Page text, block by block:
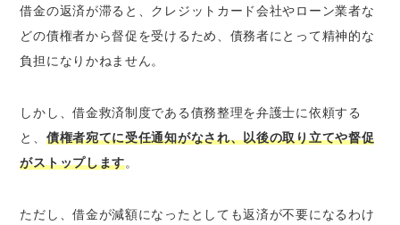
借金の返済が滞ると、クレジットカード会社やローン業者な
どの債権者から督促を受けるため、債務者にとって精神的な
負担になりかねません。
しかし、借金救済制度である債務整理を弁護士に依頼する
と、 債権者宛てに受任通知がなされ、以後の取り立てや督促
がストップします。
ただし、借金が減額になったとしても返済が不要になるわけ